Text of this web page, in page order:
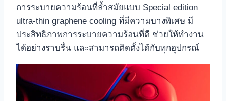
การระบายความร้อนที่ล้ำสมัยแบบ Special edition
ultra-thin graphene cooling ที่มีความบางพิเศษ มี
ประสิทธิภาพการระบายความร้อนที่ดี ช่วยให้ทำงาน
ได้อย่างราบรื่น และสามารถติดตั้งได้กับทุกอุปกรณ์